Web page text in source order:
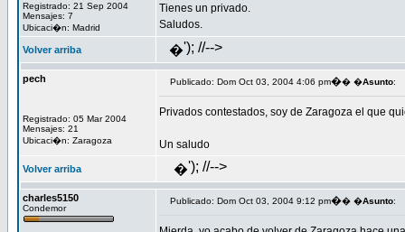
Registrado: 21 Sep 2004
Mensajes: 7
Ubicaci�n: Madrid
Tienes un privado.
Saludos.
Volver arriba �'); //-->
pech
Registrado: 05 Mar 2004
Mensajes: 21
Ubicaci�n: Zaragoza
Publicado: Dom Oct 03, 2004 4:06 pm�� �Asunto:
Privados contestados, soy de Zaragoza el que
Un saludo
Volver arriba �'); //-->
charles5150
Condemor
Publicado: Dom Oct 03, 2004 9:12 pm�� �Asunto: